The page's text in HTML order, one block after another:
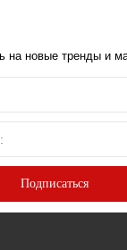
на новые тренды и